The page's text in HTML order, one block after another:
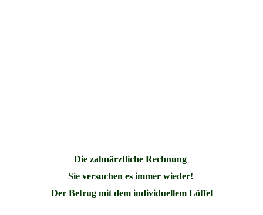
Die zahnärztliche Rechnung
Sie versuchen es immer wieder!
Der Betrug mit dem individuellem Löffel